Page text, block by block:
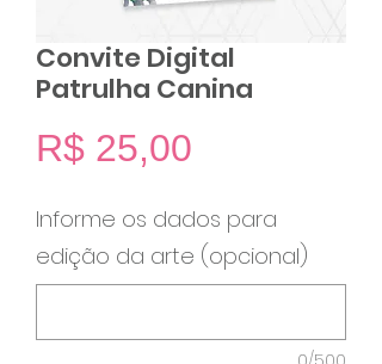
Convite Digital
Patrulha Canina
R$ 25,00
Informe os dados para
edição da arte (opcional)